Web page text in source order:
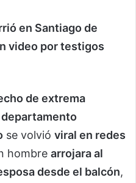
en Santiago de
video por testigos
de extrema
departamento
se volvió viral en redes
hombre arrojara al
desde el balcón,